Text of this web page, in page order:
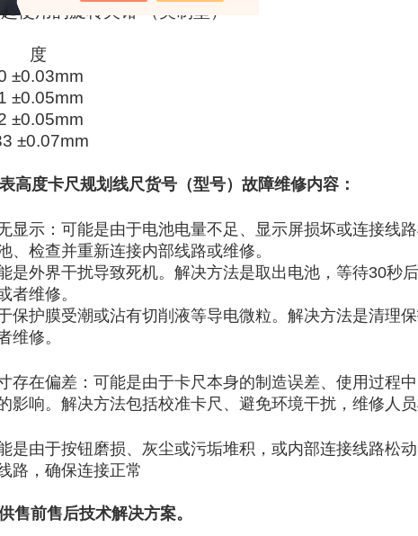
用的旋转夹钳 （英制型）
度
±0.03mm
±0.05mm
±0.05mm
±0.07mm
高度卡尺规划线尺货号（型号）故障维修内容：
显示 ：可能是由于电池电量不足、显示屏损坏或连接线
、检查并重新连接内部线路‌或维修。
是外界干扰导致死机。解决方法是取出电池，等待30秒
者维修。
保护膜受潮或沾有切削液等导电微粒。解决方法是清理
维修。
存在偏差 ：可能是由于卡尺本身的制造误差、使用过程中
影响。解决方法包括校准卡尺、避免环境干扰，维修人
是由于按钮磨损、灰尘或污垢堆积，或内部连接线路松
路，确保连接正常‌
售前售后技术解决方案。